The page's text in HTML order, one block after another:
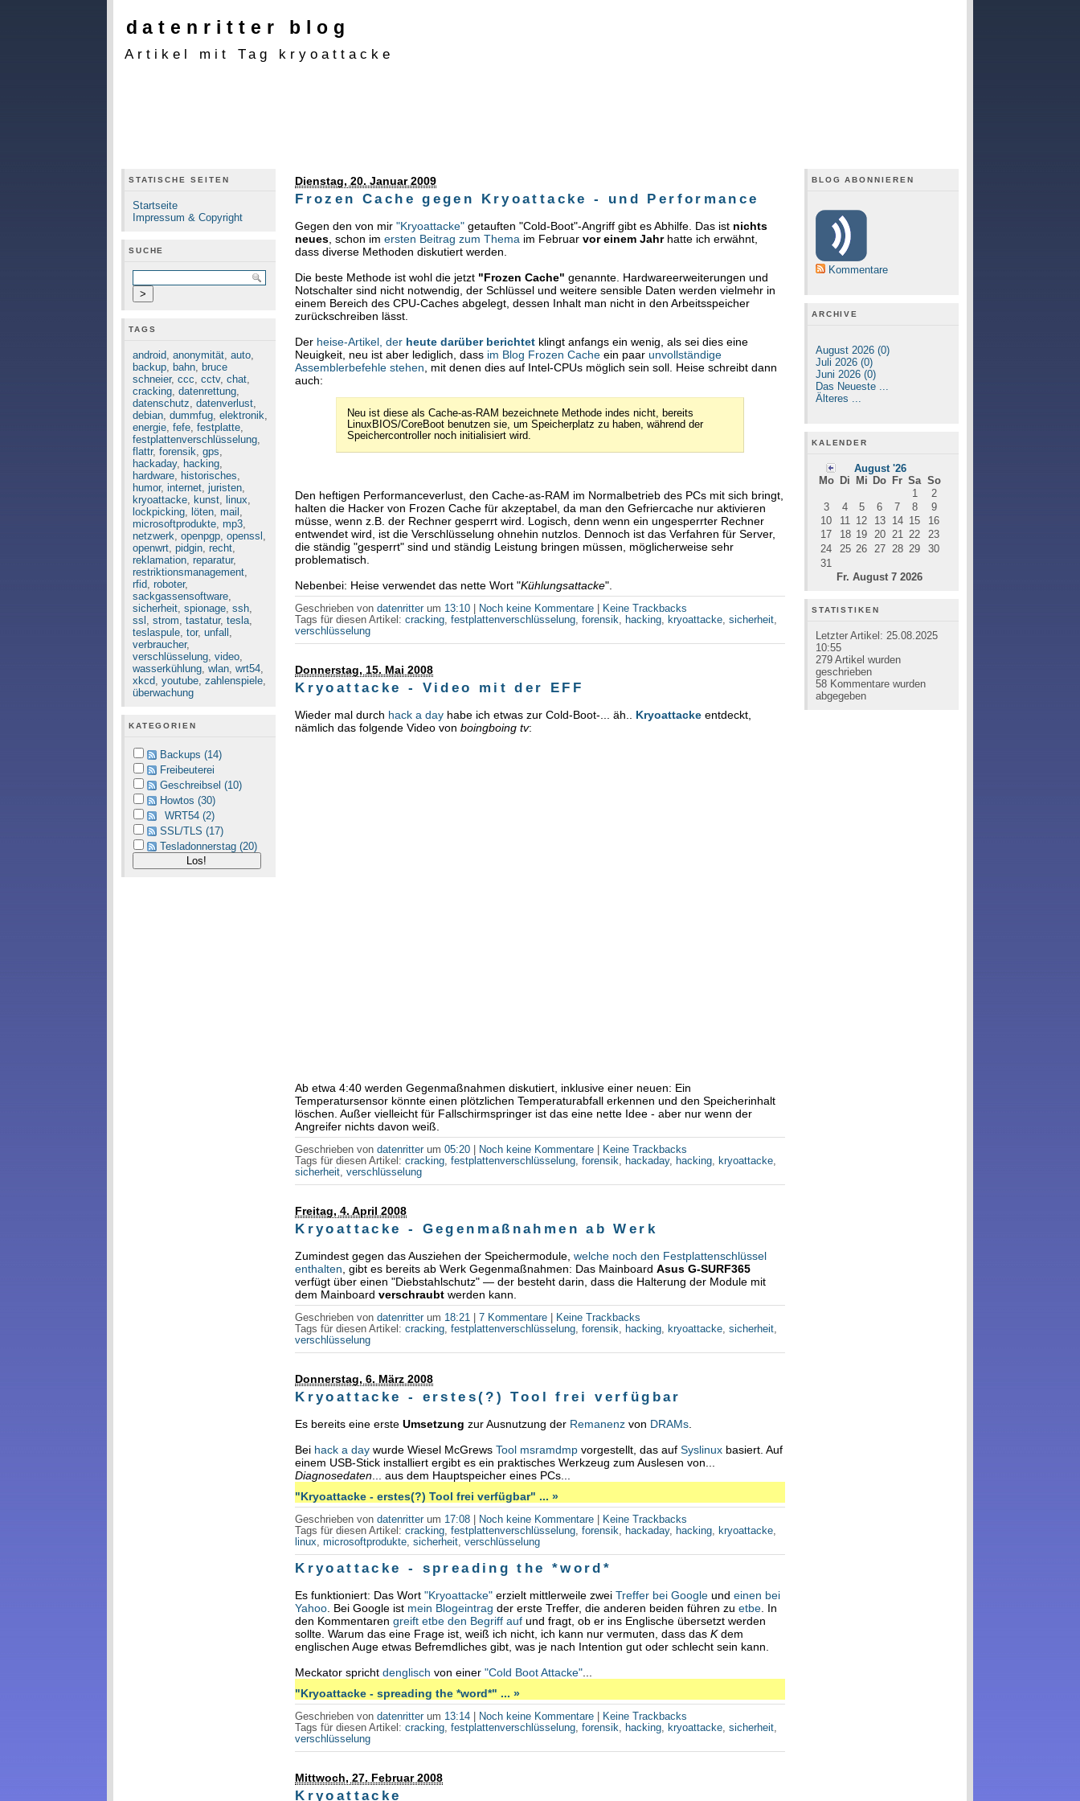
datenritter blog
Artikel mit Tag kryoattacke
STATISCHE SEITEN
Startseite
Impressum & Copyright
SUCHE
TAGS
android, anonymität, auto,
backup, bahn, bruce
schneier, ccc, cctv, chat,
cracking, datenrettung,
datenschutz, datenverlust,
debian, dummfug, elektronik,
energie, fefe, festplatte,
festplattenverschlüsselung,
flattr, forensik, gps,
hackaday, hacking,
hardware, historisches,
humor, internet, juristen,
kryoattacke, kunst, linux,
lockpicking, löten, mail ,
microsoftprodukte, mp3,
netzwerk, openpgp, openssl ,
openwrt, pidgin, recht,
reklamation, reparatur,
restriktionsmanagement,
rfid, roboter,
sackgassensoftware,
sicherheit, spionage, ssh,
ssl , strom, tastatur, tesla,
teslaspule, tor, unfall ,
verbraucher,
verschlüsselung, video,
wasserkühlung, wlan, wrt54,
xkcd, youtube, zahlenspiele,
überwachung
KATEGORIEN
Backups (14)
Freibeuterei
Geschreibsel (10)
Howtos (30)
WRT54 (2)
SSL/TLS (17)
Tesladonnerstag (20)
Dienstag, 20. Januar 2009
Frozen Cache gegen Kryoattacke - und Performance
Gegen den von mir"Kryoattacke" getauften "Cold-Boot"-Angriff gibt es Abhilfe. Das ist nichts
neues , schon imersten Beitrag zum Thema im Februarvor einem Jahrhatte ich erwähnt,
dass diverse Methoden diskutiert werden.
Die beste Methode ist wohl die jetzt "Frozen Cache" genannte. Hardwareerweiterungen und
Notschalter sind nicht notwendig, der Schlüssel und weitere sensible Daten werden vielmehr in
einem Bereich des CPU-Caches abgelegt, dessen Inhalt man nicht in den Arbeitsspeicher
zurückschreiben lässt.
Der heise-Artikel, der heute darüber berichtet klingt anfangs ein wenig, als sei dies eine
Neuigkeit, neu ist aber lediglich, dass im Blog Frozen Cache ein paar unvollständige
Assemblerbefehle stehen , mit denen dies auf Intel-CPUs möglich sein soll. Heise schreibt dann
auch:
Neu ist diese als Cache-as-RAM bezeichnete Methode indes nicht, bereits
LinuxBIOS/CoreBoot benutzen sie, um Speicherplatz zu haben, während der
Speichercontroller noch initialisiert wird.
Den heftigen Performanceverlust, den Cache-as-RAM im Normalbetrieb des PCs mit sich bringt,
halten die Hacker von Frozen Cache für akzeptabel, da man den Gefriercache nur aktivieren
müsse, wenn z.B. der Rechner gesperrt wird. Logisch, denn wenn ein ungesperrter Rechner
entwendet wird, ist die Verschlüsselung ohnehin nutzlos. Dennoch ist das Verfahren für Server,
die ständig "gesperrt" sind und ständig Leistung bringen müssen, möglicherweise sehr
problematisch.
Nebenbei: Heise verwendet das nette Wort "Kühlungsattacke".
Geschrieben vondatenritterum 13:10 Noch keine Kommentare
Keine Trackbacks
Tags für diesen Artikel:cracking ,festplattenverschlüsselung ,forensik hacking kryoattacke ,sicherheit
verschlüsselung
Donnerstag, 15. Mai 2008
Kryoattacke - Video mit der EFF
Wieder mal durch hack a day habe ich etwas zur Cold-Boot-... äh.. Kryoattacke entdeckt,
nämlich das folgende Video vonboingboing tv:
Ab etwa 4:40 werden Gegenmaßnahmen diskutiert, inklusive einer neuen: Ein
Temperatursensor könnte einen plötzlichen Temperaturabfall erkennen und den Speicherinhalt
löschen. Außer vielleicht für Fallschirmspringer ist das eine nette Idee - aber nur wenn der
Angreifer nichts davon weiß.
Geschrieben vondatenritterum05:20 Noch keine Kommentare
Keine Trackbacks
Tags für diesen Artikel:cracking ,festplattenverschlüsselung ,forensik hackaday, hacking kryoattacke
sicherheit ,verschlüsselung
Freitag, 4. April 2008
Kryoattacke - Gegenmaßnahmen ab Werk
Zumindest gegen das Ausziehen der Speichermodule,welche noch den Festplattenschlüssel
enthalten , gibt es bereits ab Werk Gegenmaßnahmen: Das MainboardAsus G-SURF365
verfügt über einen "Diebstahlschutz" — der besteht darin, dass die Halterung der Module mit
dem Mainboardverschraubt werden kann.
Geschrieben vondatenritterum 18:21 |7 Kommentare
Keine Trackbacks
Tags für diesen Artikel:cracking,festplattenverschlüsselung,forensik, hacking, kryoattacke,sicherheit,
verschlüsselung
Donnerstag, 6. März 2008
Kryoattacke - erstes(?) Tool frei verfügbar
Es bereits eine ersteUmsetzung zur Ausnutzung der Remanenz von DRAMs
Bei hack a day wurde Wiesel McGrewsTool msramdmp vorgestellt, das aufSyslinux basiert. Auf
einem USB-Stick installiert ergibt es ein praktisches Werkzeug zum Auslesen von...
Diagnosedaten ... aus dem Hauptspeicher eines PCs...
"Kryoattacke - erstes(?) Tool frei verfügbar" ... »
Geschrieben vondatenritterum 17:08 Noch keine Kommentare
Keine Trackbacks
Tags für diesen Artikel:cracking,festplattenverschlüsselung,forensik, hackaday, hacking, kryoattacke,
linux,microsoftprodukte,sicherheit,verschlüsselung
Kryoattacke - spreading the *word*
Es funktioniert: Das Wort"Kryoattacke" erzielt mittlerweile zweiTreffer bei Google undeinen bei
Yahoo . Bei Google ist mein Blogeintrag der erste Treffer, die anderen beiden führen zuetbe . In
den Kommentarengreift etbe den Begriff auf und fragt, ob er ins Englische übersetzt werden
sollte. Warum das eine Frage ist, weiß ich nicht, ich kann nur vermuten, dass dasKdem
englischen Auge etwas Befremdliches gibt, was je nach Intention gut oder schlecht sein kann.
Meckator sprichtdenglisch von einer"Cold Boot Attacke"
"Kryoattacke - spreading the *word*" ... »
Geschrieben vondatenritterum 13:14 Noch keine Kommentare
Keine Trackbacks
Tags für diesen Artikel:cracking,festplattenverschlüsselung,forensik, hacking, kryoattacke,sicherheit,
verschlüsselung
Mittwoch, 27. Februar 2008
Kryoattacke
BLOG ABONNIEREN
Kommentare
ARCHIVE
August 2026 (0)
Juli 2026 (0)
Juni 2026 (0)
Das Neueste ...
Älteres ...
KALENDER
August '26
Mo
Di Mi Do Fr Sa So
Fr. August 7 2026
1
2
3
4 5 6 7 8
9
10
11 12 13 14 15
16
17
18 19 20 21 22
23
24
25 26 27 28 29
30
31
STATISTIKEN
Letzter Artikel: 25.08.2025
10:55
279Artikel wurden
geschrieben
58Kommentare wurden
abgegeben